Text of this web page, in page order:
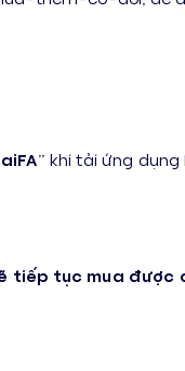
” khi tải ứng
tiếp tục mua được